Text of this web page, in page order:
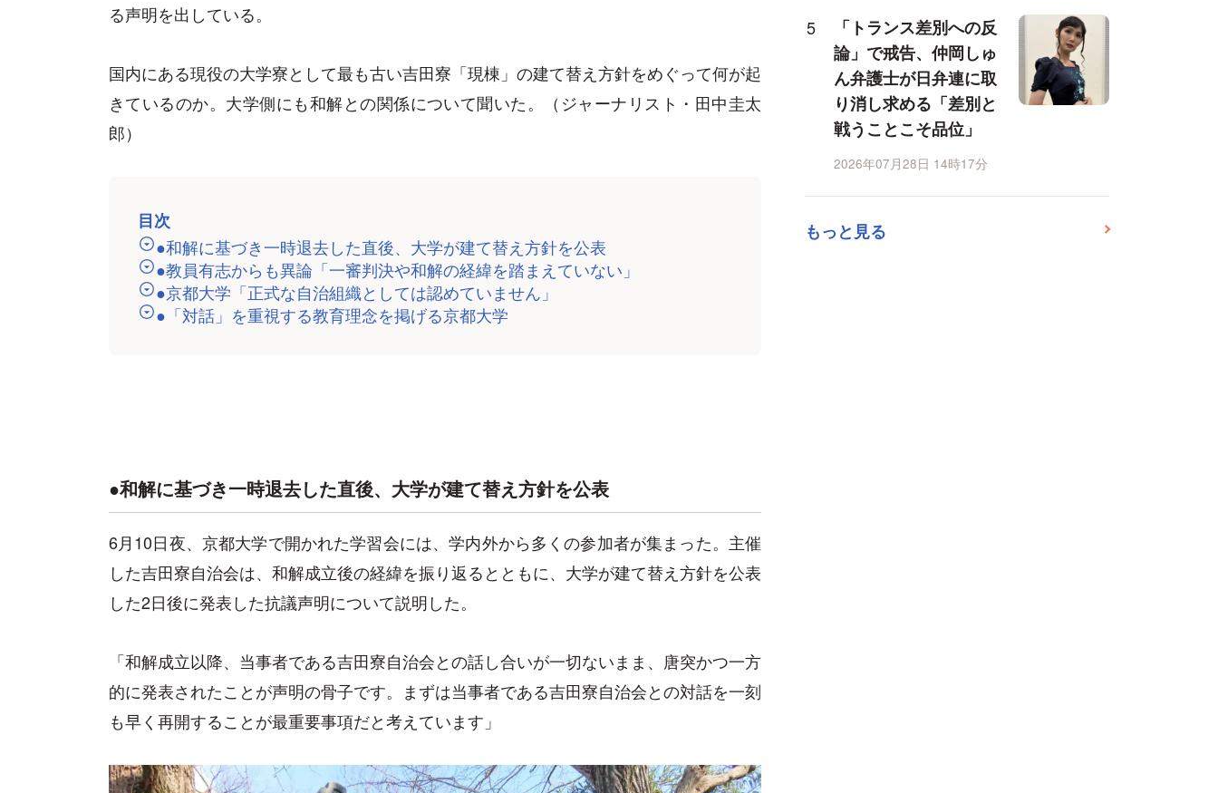
る声明を出している。
国内にある現役の大学寮として最も古い吉田寮「現棟」の建て替え方針をめぐって何が起
きているのか。大学側にも和解との関係について聞いた。（ジャーナリスト・田中圭太
郎）
目次
●和解に基づき一時退去した直後、大学が建て替え方針を公表
●教員有志からも異論「一審判決や和解の経緯を踏まえていない」
●京都大学「正式な自治組織としては認めていません」
●「対話」を重視する教育理念を掲げる京都大学
●和解に基づき一時退去した直後、大学が建て替え方針を公表
6月10日夜、京都大学で開かれた学習会には、学内外から多くの参加者が集まった。主催
した吉田寮自治会は、和解成立後の経緯を振り返るとともに、大学が建て替え方針を公表
した2日後に発表した抗議声明について説明した。
「和解成立以降、当事者である吉田寮自治会との話し合いが一切ないまま、唐突かつ一方
的に発表されたことが声明の骨子です。まずは当事者である吉田寮自治会との対話を一刻
も早く再開することが最重要事項だと考えています」
「トランス差別への反
論」で戒告、仲岡しゅ
ん弁護士が日弁連に取
り消し求める「差別と
戦うことこそ品位」
2026年07月28日 14時17分
もっと見る